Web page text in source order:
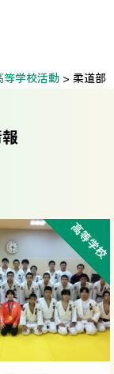
等学校活動 > 柔道部
高等学校